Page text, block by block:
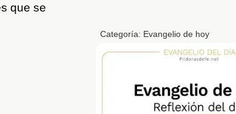
que se
Categoría: Evangelio de hoy